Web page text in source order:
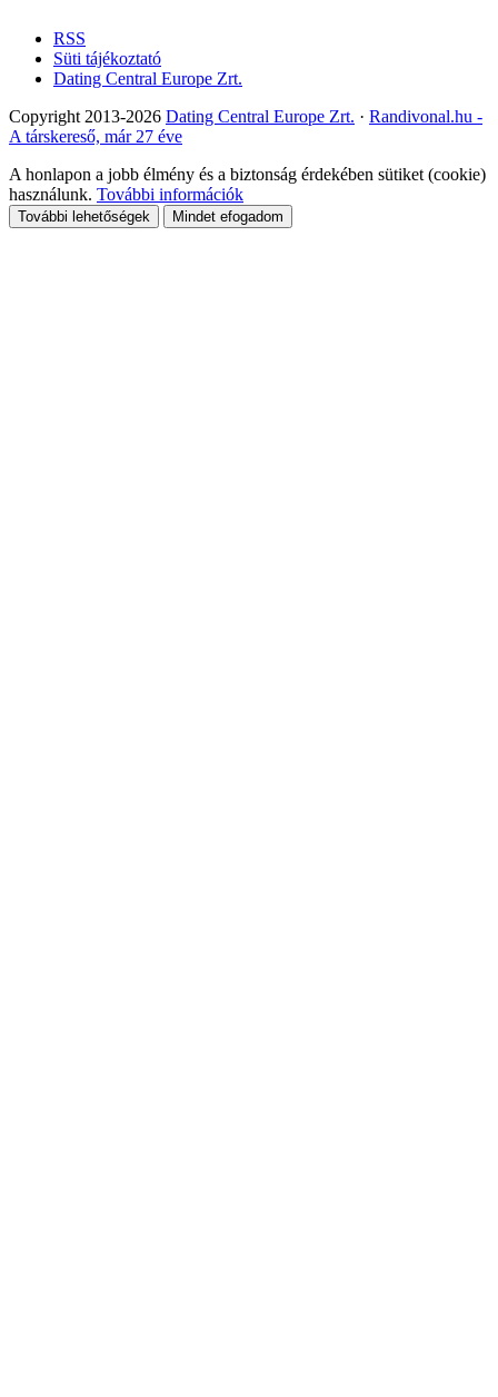
RSS
Süti tájékoztató
Dating Central Europe Zrt.
Copyright 2013-2026 Dating Central Europe Zrt. · Randivonal.hu -
A társkereső, már 27 éve
A honlapon a jobb élmény és a biztonság érdekében sütiket (cookie)
használunk. További információk
További lehetőségek Mindet efogadom